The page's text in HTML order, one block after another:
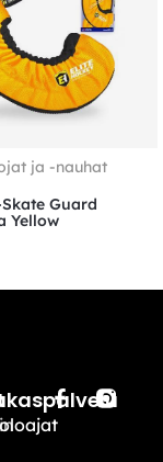
ja -nauhat
Guard
Yellow